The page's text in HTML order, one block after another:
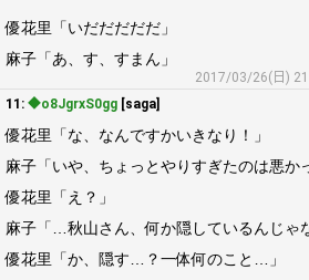
優花里「いだだだだだ」
麻子「あ、す、すまん」
2017/03/26(日)
11: ◆o8JgrxS0gg [saga]
優花里「な、なんですかいきなり！」
麻子「いや、ちょっとやりすぎたのは悪か
優花里「え？」
麻子「…秋山さん、何か隠しているんじゃ
優花里「か、隠す…？一体何のこと…」